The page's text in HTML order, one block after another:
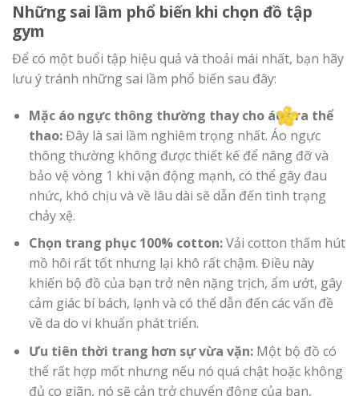
Những sai lầm phổ biến khi chọn đồ tập
gym
Để có một buổi tập hiệu quả và thoải mái nhất, bạn hãy
lưu ý tránh những sai lầm phổ biến sau đây:
Mặc áo ngực thông thường thay cho áo bra thể
thao:Đây là sai lầm nghiêm trọng nhất. Áo ngực
thông thường không được thiết kế để nâng đỡ và
bảo vệ vòng 1 khi vận động mạnh, có thể gây đau
nhức, khó chịu và về lâu dài sẽ dẫn đến tình trạng
chảy xệ.
Chọn trang phục 100% cotton:Vải cotton thấm hút
mồ hôi rất tốt nhưng lại khô rất chậm. Điều này
khiến bộ đồ của bạn trở nên nặng trịch, ẩm ướt, gây
cảm giác bí bách, lạnh và có thể dẫn đến các vấn đề
về da do vi khuẩn phát triển.
Ưu tiên thời trang hơn sự vừa vặn:Một bộ đồ có
thể rất hợp mốt nhưng nếu nó quá chật hoặc không
đủ co giãn, nó sẽ cản trở chuyển động của bạn,